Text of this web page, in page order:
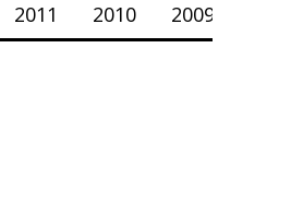
2011 2010 2009